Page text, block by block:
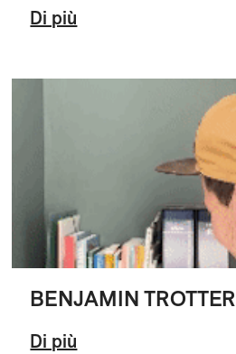
Di più
BENJAMIN TROTTER
Di più